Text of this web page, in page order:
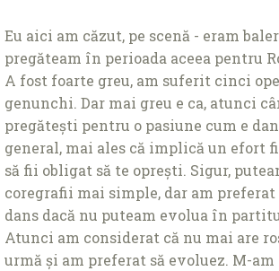
Eu aici am căzut, pe scenă - eram
pregăteam în perioada aceea pentru
A fost foarte greu, am suferit cinci
genunchi. Dar mai greu e ca, atunci
pregătești pentru o pasiune cum e
general, mai ales că implică un efort
să fii obligat să te oprești. Sigur,
coregrafii mai simple, dar am preferat
dans dacă nu puteam evolua în
Atunci am considerat că nu mai are
urmă și am preferat să evoluez. M-am